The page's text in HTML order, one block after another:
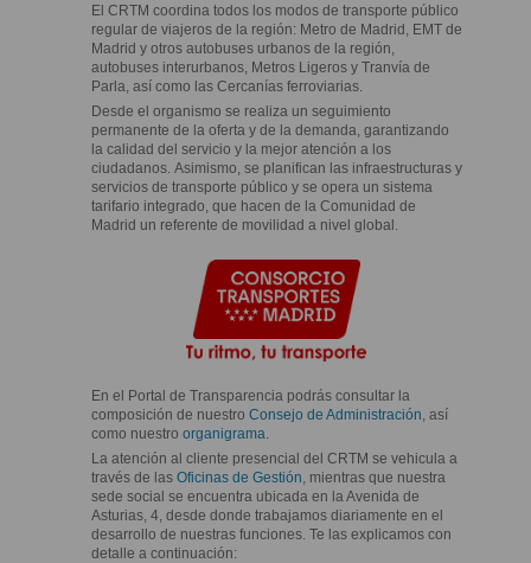
El CRTM coordina todos los modos de transporte público
regular de viajeros de la región: Metro de Madrid, EMT de
Madrid y otros autobuses urbanos de la región,
autobuses interurbanos, Metros Ligeros y Tranvía de
Parla, así como las Cercanías ferroviarias.
Desde el organismo se realiza un seguimiento
permanente de la oferta y de la demanda, garantizando
la calidad del servicio y la mejor atención a los
ciudadanos. Asimismo, se planifican las infraestructuras y
servicios de transporte público y se opera un sistema
tarifario integrado, que hacen de la Comunidad de
Madrid un referente de movilidad a nivel global.
En el Portal de Transparencia podrás consultar la
composición de nuestro Consejo de Administración , así
como nuestro organigrama
La atención al cliente presencial del CRTM se vehicula a
través de las Oficinas de Gestión , mientras que nuestra
sede social se encuentra ubicada en la Avenida de
Asturias, 4, desde donde trabajamos diariamente en el
desarrollo de nuestras funciones. Te las explicamos con
detalle a continuación: